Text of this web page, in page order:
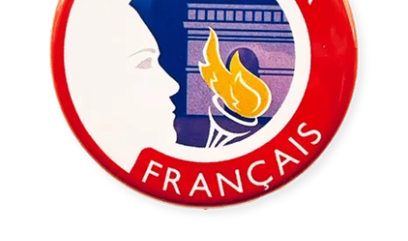
Badge du Souvenir Français